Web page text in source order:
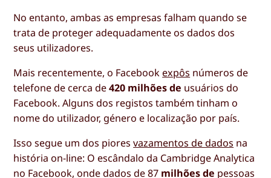
No entanto, ambas as empresas falham quando se
trata de proteger adequadamente os dados dos
seus utilizadores.
Mais recentemente, o Facebook expôs números de
telefone de cerca de420 milhões de usuários do
Facebook. Alguns dos registos também tinham o
nome do utilizador, género e localização por país.
Isso segue um dos pioresvazamentos de dados na
história on-line: O escândalo da Cambridge Analytica
no Facebook, onde dados de 87 milhões de pessoas